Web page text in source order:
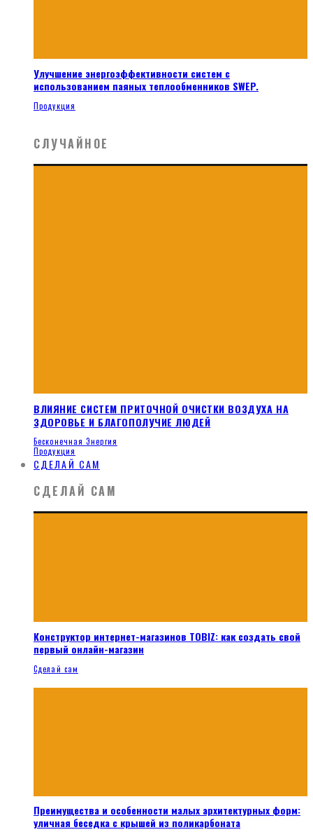
Улучшение энергоэффективности систем с
использованием паяных теплообменников SWEP.
Продукция
СЛУЧАЙНОЕ
ВЛИЯНИЕ СИСТЕМ ПРИТОЧНОЙ ОЧИСТКИ ВОЗДУХА НА
ЗДОРОВЬЕ И БЛАГОПОЛУЧИЕ ЛЮДЕЙ
Бесконечная Энергия
Продукция
СДЕЛАЙ САМ
СДЕЛАЙ САМ
Конструктор интернет-магазинов TOBIZ: как создать свой
первый онлайн-магазин
Сделай сам
Преимущества и особенности малых архитектурных форм:
уличная беседка с крышей из поликарбоната